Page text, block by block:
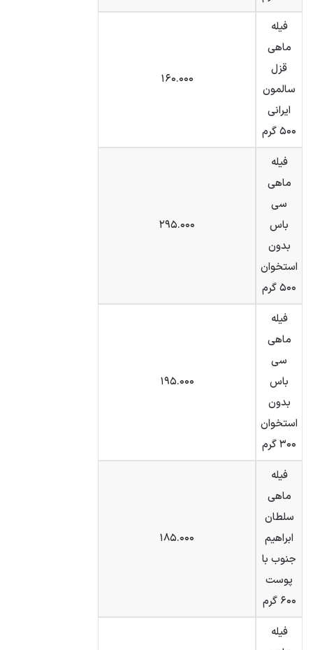
فیله
ماهی
قزل
سالمون
ایرانی
۵۰۰ گرم
۱۶۰.۰۰۰
فیله
ماهی
سی
باس
بدون
استخوان
۵۰۰ گرم
۲۹۵.۰۰۰
فیله
ماهی
سی
باس
بدون
استخوان
۳۰۰ گرم
۱۹۵.۰۰۰
فیله
ماهی
سلطان
ابراهیم
جنوب با
پوست
۶۰۰ گرم
۱۸۵.۰۰۰
فیله